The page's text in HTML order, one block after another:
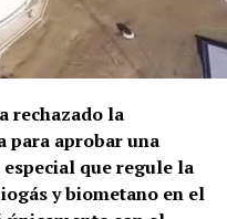
rechazado la
para aprobar una
que regule la
y biometano en el